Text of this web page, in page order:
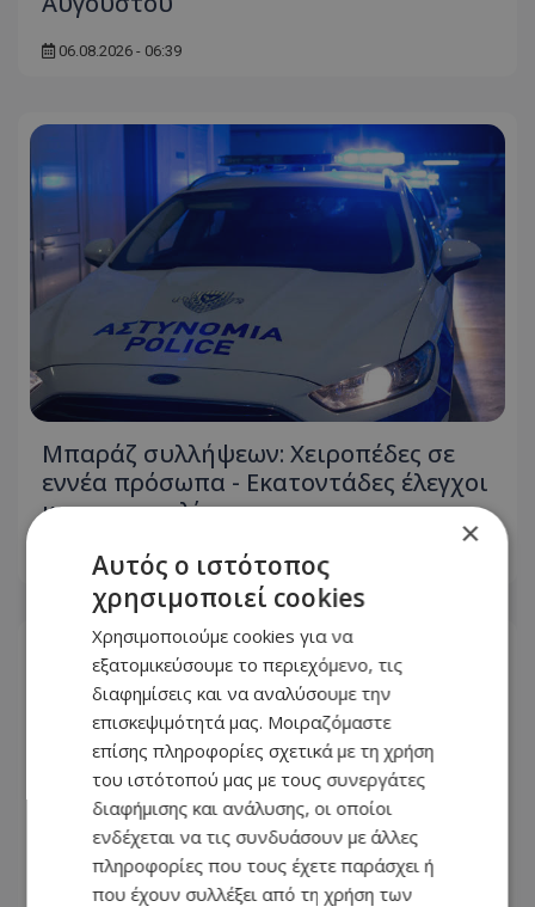
06.08.2026 - 06:39
Μπαράζ συλλήψεων: Χειροπέδες σε
εννέα πρόσωπα - Εκατοντάδες έλεγχοι
και καταγγελίες
06.08.2026 - 06:35
×
Αυτός ο ιστότοπος
χρησιμοποιεί cookies
Χρησιμοποιούμε cookies για να
εξατομικεύσουμε το περιεχόμενο, τις
διαφημίσεις και να αναλύσουμε την
επισκεψιμότητά μας. Μοιραζόμαστε
επίσης πληροφορίες σχετικά με τη χρήση
του ιστότοπού μας με τους συνεργάτες
διαφήμισης και ανάλυσης, οι οποίοι
ενδέχεται να τις συνδυάσουν με άλλες
πληροφορίες που τους έχετε παράσχει ή
που έχουν συλλέξει από τη χρήση των